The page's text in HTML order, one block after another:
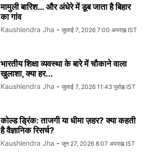
मामुली बारिश… और अंधेरे में डूब जाता है बिहार
का गांव
Kaushlendra Jha - जुलाई 7, 2026 7:00 अपराह्न IST
भारतीय शिक्षा व्यवस्था के बारे में चौकाने वाला
खुलाशा, क्या हर...
Kaushlendra Jha - जुलाई 7, 2026 11:43 पूर्वाह्न IST
कोल्ड ड्रिंक: ताजगी या धीमा ज़हर? क्या कहती
है वैज्ञानिक रिसर्च?
Kaushlendra Jha - जून 27, 2026 8:07 अपराह्न IST